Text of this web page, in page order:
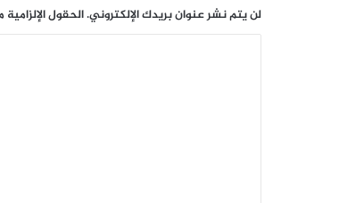
لن يتم نشر عنوان بريدك الإلكتروني.الحقول الإلزامية